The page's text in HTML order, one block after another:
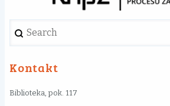
Search
Kontakt
Biblioteka, pok. 117